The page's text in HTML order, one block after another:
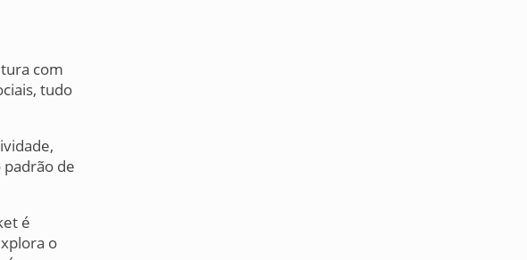
com
tudo
de
é
o